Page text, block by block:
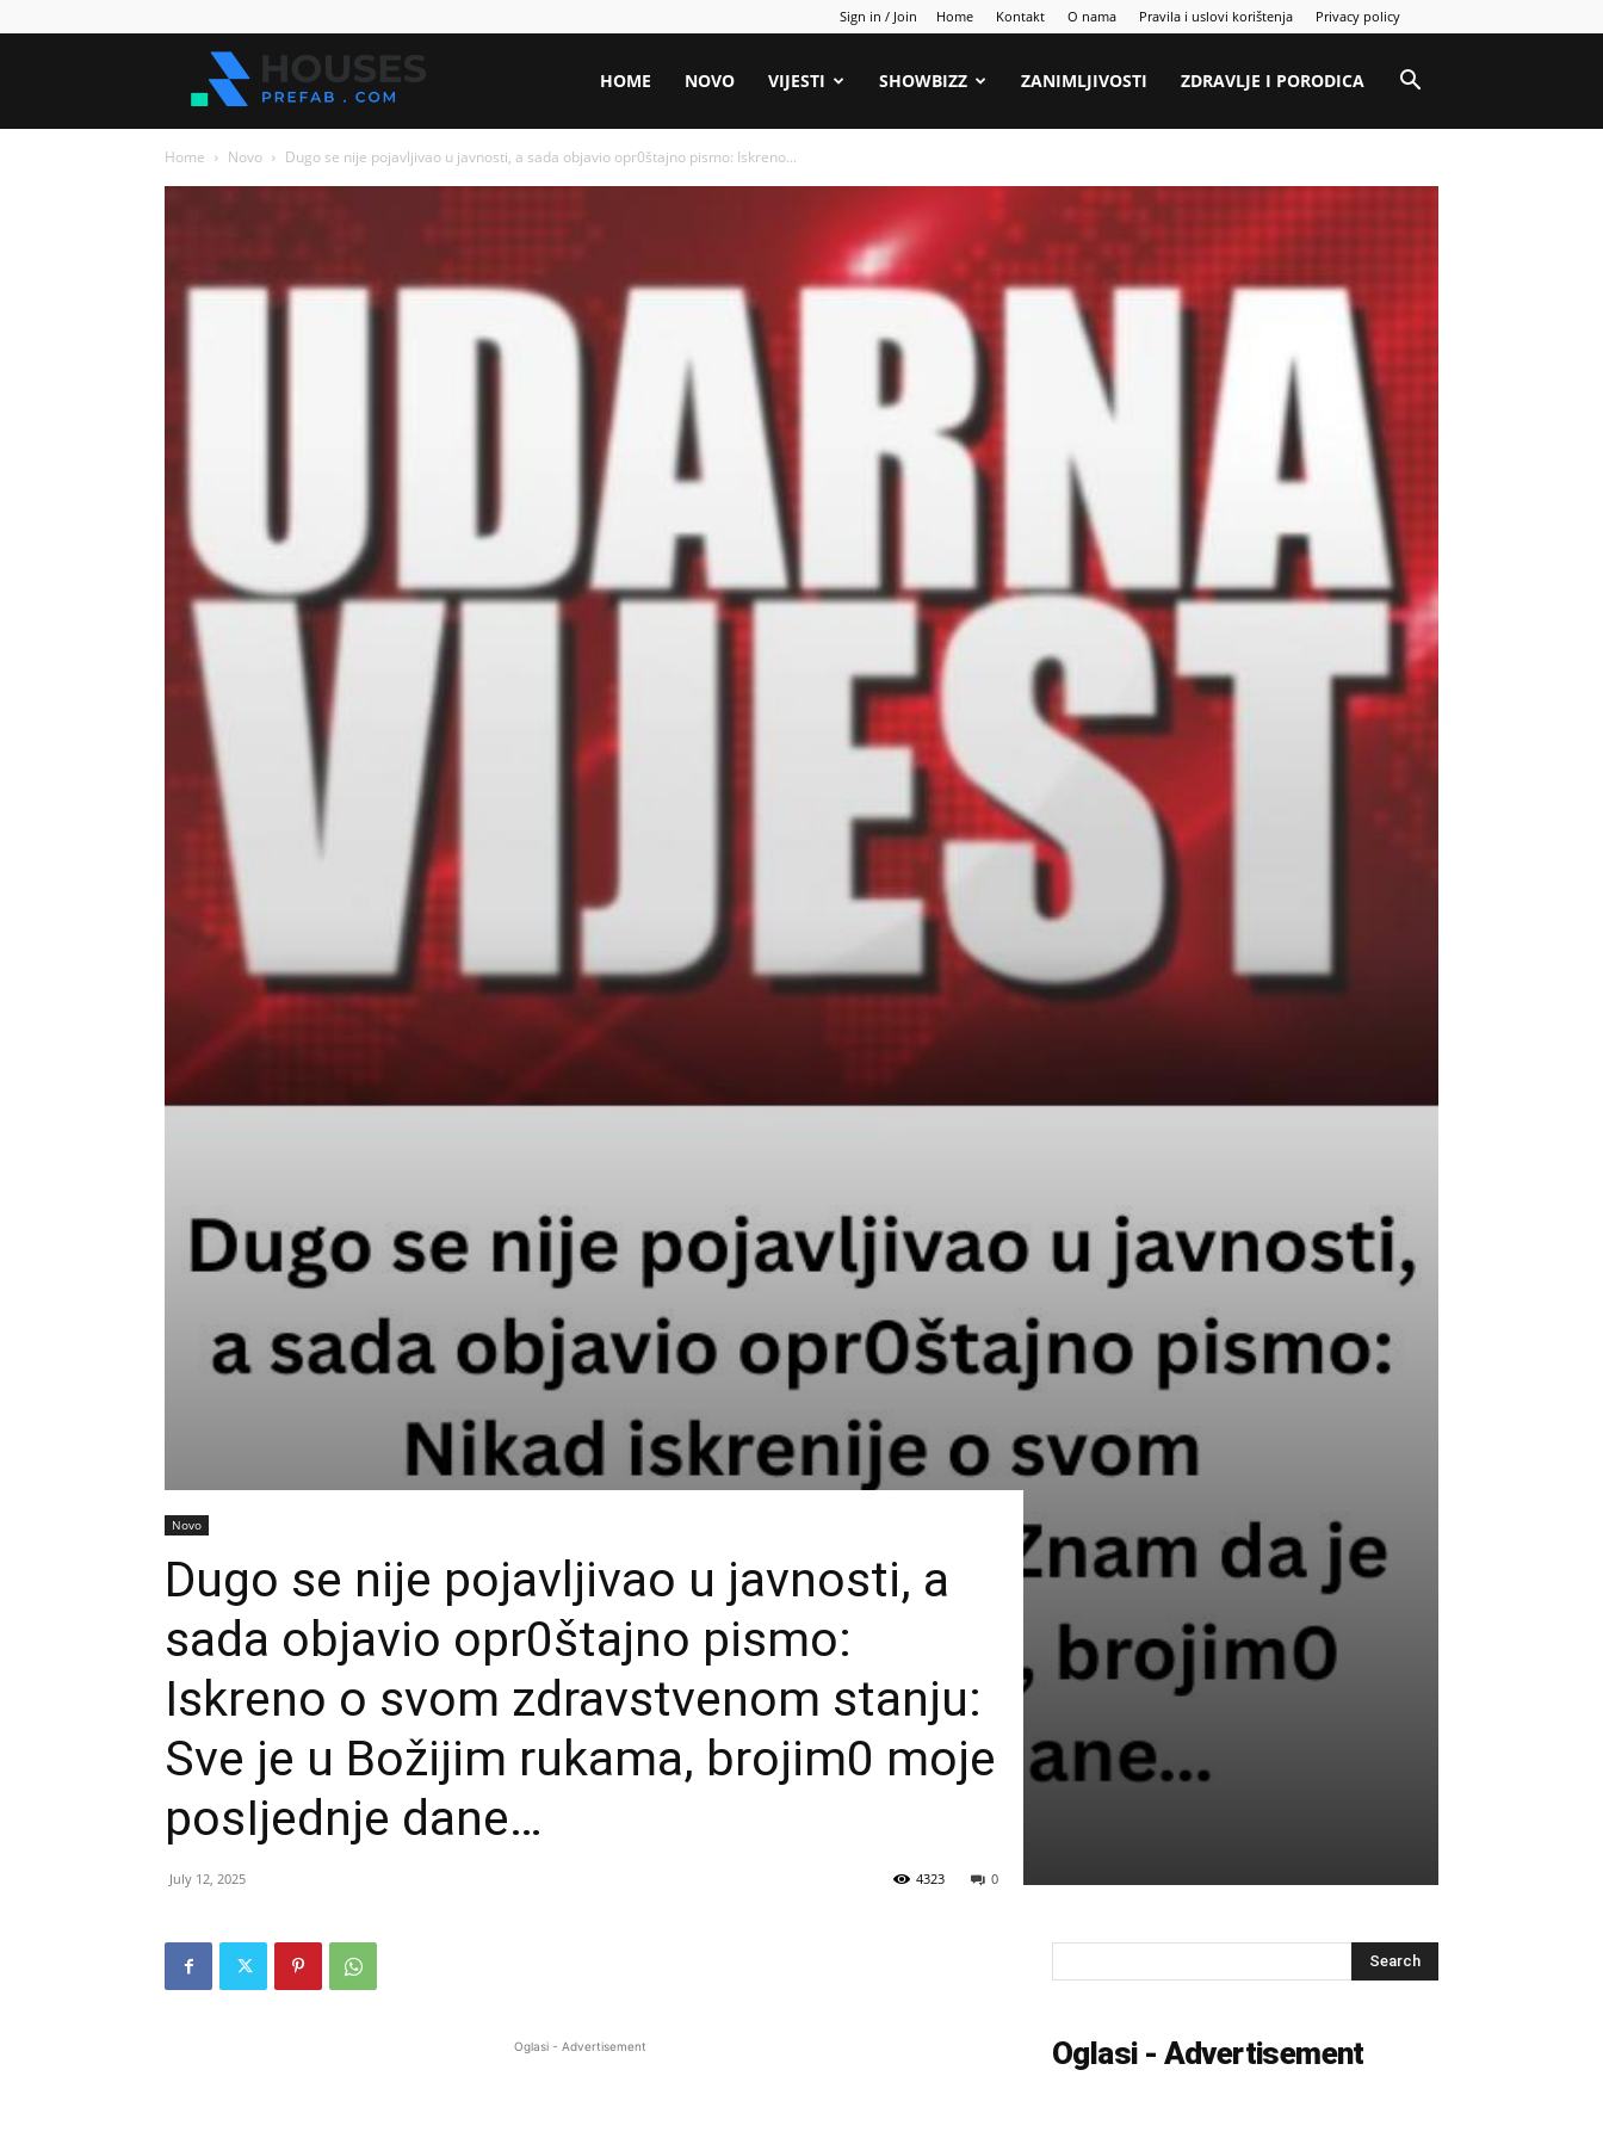
Sign in / Join Home Kontakt O nama Pravila i uslovi korištenja Privacy policy
HOME NOVO VIJESTI SHOWBIZZ ZANIMLJIVOSTI ZDRAVLJE I PORODICA
Home Novo Dugo se nije pojavljivao u javnosti, a sada objavio opr0štajno pismo: Iskreno...
Novo
Dugo se nije pojavljivao u javnosti, a
sada objavio opr0štajno pismo:
Iskreno o svom zdravstvenom stanju:
Sve je u Božijim rukama, brojim0 moje
posIjednje dane…
July 12, 2025 0
4323
Oglasi - Advertisement Oglasi - Advertisement